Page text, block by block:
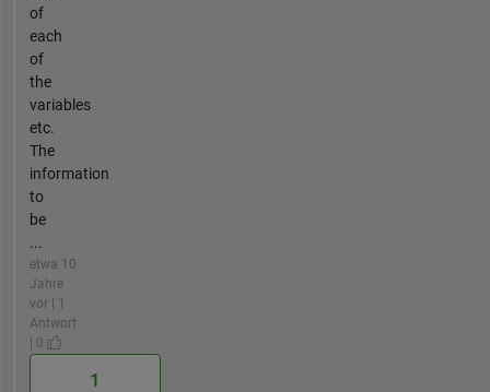
of
each
of
the
variables
etc.
The
information
to
be
...
etwa 10
Jahre
vor | 1
Antwort
| 0
1